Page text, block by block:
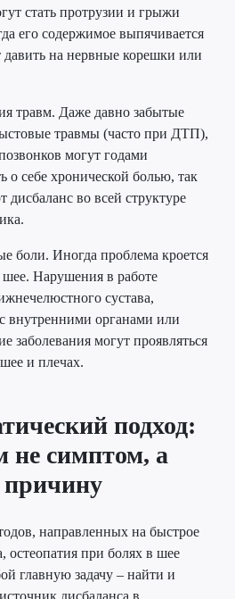
стать протрузии и грыжи
его содержимое выпячивается
давить на нервные корешки или
травм. Даже давно забытые
травмы (часто при ДТП),
могут годами
о себе хронической болью, так
дисбаланс во всей структуре
боли. Иногда проблема кроется
Нарушения в работе
сустава,
внутренними органами или
заболевания могут проявляться
и плечах.
подход:
не симптом, а
причину
направленных на быстрое
остеопатия при болях в шее
главную задачу – найти и
дисбаланса в